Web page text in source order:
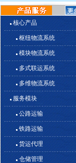
核心产品
枢纽物流系统
模块物流系统
多式联运系统
多维物流系统
服务模块
公路运输
铁路运输
货运代理
仓储管理